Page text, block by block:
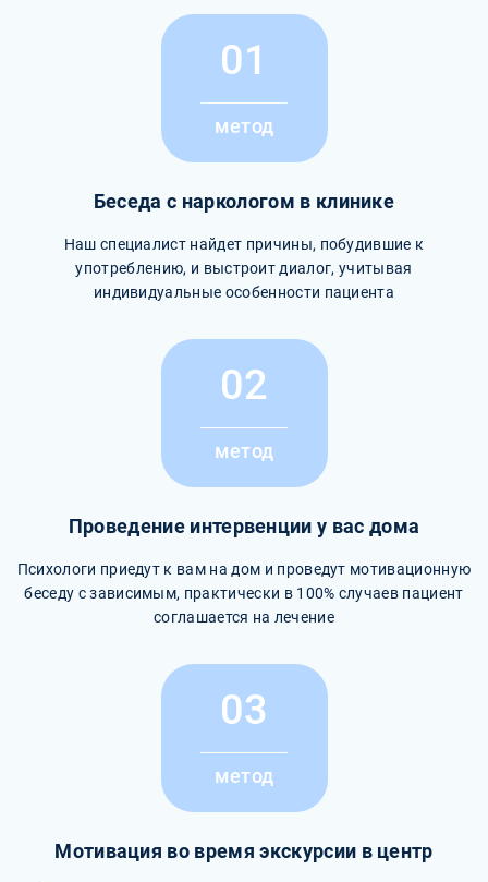
01
метод
Беседа с наркологом в клинике
Наш специалист найдет причины, побудившие к
употреблению, и выстроит диалог, учитывая
индивидуальные особенности пациента
02
метод
Проведение интервенции у вас дома
Психологи приедут к вам на дом и проведут мотивационную
беседу с зависимым, практически в 100% случаев пациент
соглашается на лечение
03
метод
Мотивация во время экскурсии в центр